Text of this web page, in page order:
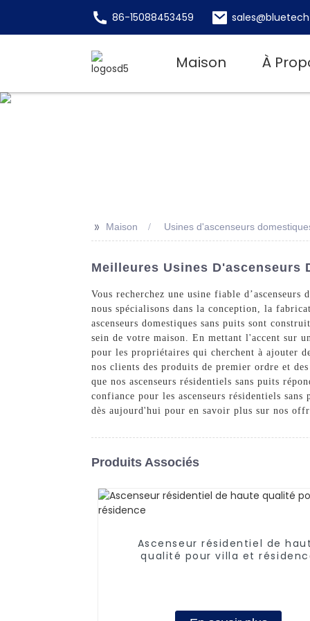
86-15088453459
Maison À
>> Maison Usines d'ascenseurs
Meilleures Usines D'ascenseurs
Vous recherchez une usine fiable
nous spécialisons dans la conception, la
ascenseurs domestiques sans puits sont
sein de votre maison. En mettant l'accent sur
pour les propriétaires qui cherchent à ajouter
nos clients des produits de premier ordre et
que nos ascenseurs résidentiels sans puits
confiance pour les ascenseurs résidentiels
dès aujourd'hui pour en savoir plus sur nos
Produits Associés
Ascenseur résidentiel de
qualité pour villa et